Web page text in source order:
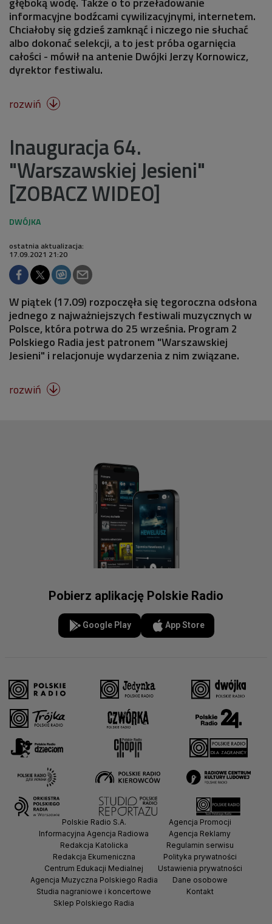
informacyjne bodźcami cywilizacyjnymi, internetem.
Chciałoby się gdzieś zamknąć i niczego nie słuchać
albo dokonać selekcji, a to jest próba ogarnięcia
całości - mówił na antenie Dwójki Jerzy Kornowicz,
dyrektor festiwalu.
rozwiń 
Inauguracja 64.
"Warszawskiej Jesieni"
[ZOBACZ WIDEO]
ostatnia aktualizacja:
17.09.2021 21:20
W piątek (17.09) rozpoczęła się tegoroczna odsłona
jednego z najważniejszych festiwali muzycznych w
Polsce, która potrwa do 25 września. Program 2
Polskiego Radia jest patronem "Warszawskiej
Jesieni" i relacjonuje wydarzenia z nim związane.
rozwiń 
Pobierz aplikację Polskie Radio
Google Play App Store
Polskie Radio S.A.
Informacyjna Agencja Radiowa
Redakcja Katolicka
Redakcja Ekumeniczna
Centrum Edukacji Medialnej
Agencja Muzyczna Polskiego Radia
Studia nagraniowe i koncertowe
Sklep Polskiego Radia
Agencja Promocji
Agencja Reklamy
Regulamin serwisu
Polityka prywatności
Ustawienia prywatności
Dane osobowe
Kontakt